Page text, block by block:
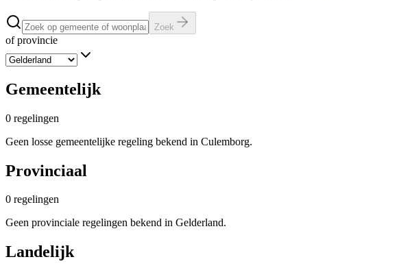
Zoek
of provincie
Gemeentelijk
0 regelingen
Geen losse gemeentelijke regeling bekend in Culemborg.
Provinciaal
0 regelingen
Geen provinciale regelingen bekend in Gelderland.
Landelijk